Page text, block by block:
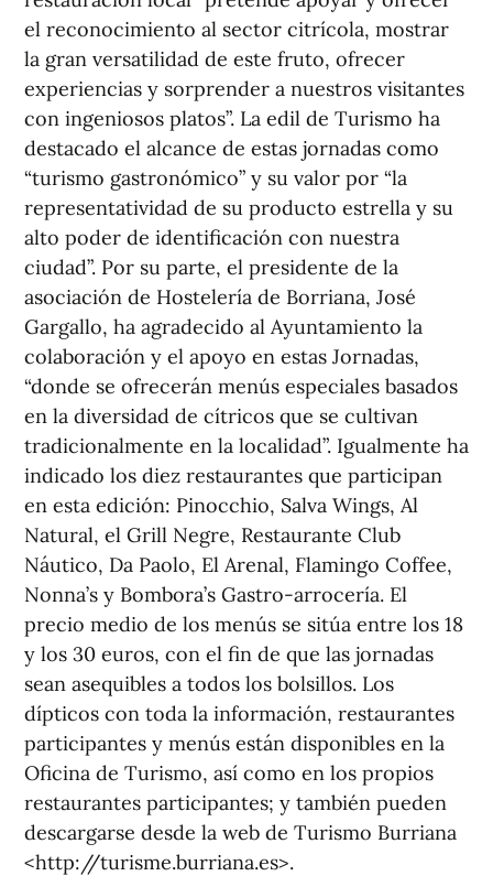
el reconocimiento al sector citrícola, mostrar
la gran versatilidad de este fruto, ofrecer
experiencias y sorprender a nuestros visitantes
con ingeniosos platos”. La edil de Turismo ha
destacado el alcance de estas jornadas como
“turismo gastronómico” y su valor por “la
representatividad de su producto estrella y su
alto poder de identificación con nuestra
ciudad”. Por su parte, el presidente de la
asociación de Hostelería de Borriana, José
Gargallo, ha agradecido al Ayuntamiento la
colaboración y el apoyo en estas Jornadas,
“donde se ofrecerán menús especiales basados
en la diversidad de cítricos que se cultivan
tradicionalmente en la localidad”. Igualmente ha
indicado los diez restaurantes que participan
en esta edición: Pinocchio, Salva Wings, Al
Natural, el Grill Negre, Restaurante Club
Náutico, Da Paolo, El Arenal, Flamingo Coffee,
Nonna’s y Bombora’s Gastro-arrocería. El
precio medio de los menús se sitúa entre los 18
y los 30 euros, con el fin de que las jornadas
sean asequibles a todos los bolsillos. Los
dípticos con toda la información, restaurantes
participantes y menús están disponibles en la
Oficina de Turismo, así como en los propios
restaurantes participantes; y también pueden
descargarse desde la web de Turismo Burriana
<http://turisme.burriana.es>.